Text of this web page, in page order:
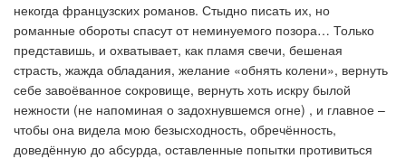
некогда французских романов. Стыдно писать их, но
романные обороты спасут от неминуемого позора… Только
представишь, и охватывает, как пламя свечи, бешеная
страсть, жажда обладания, желание «обнять колени», вернуть
себе завоёванное сокровище, вернуть хоть искру былой
нежности (не напоминая о задохнувшемся огне) , и главное –
чтобы она видела мою безысходность, обречённость,
доведённую до абсурда, оставленные попытки противиться